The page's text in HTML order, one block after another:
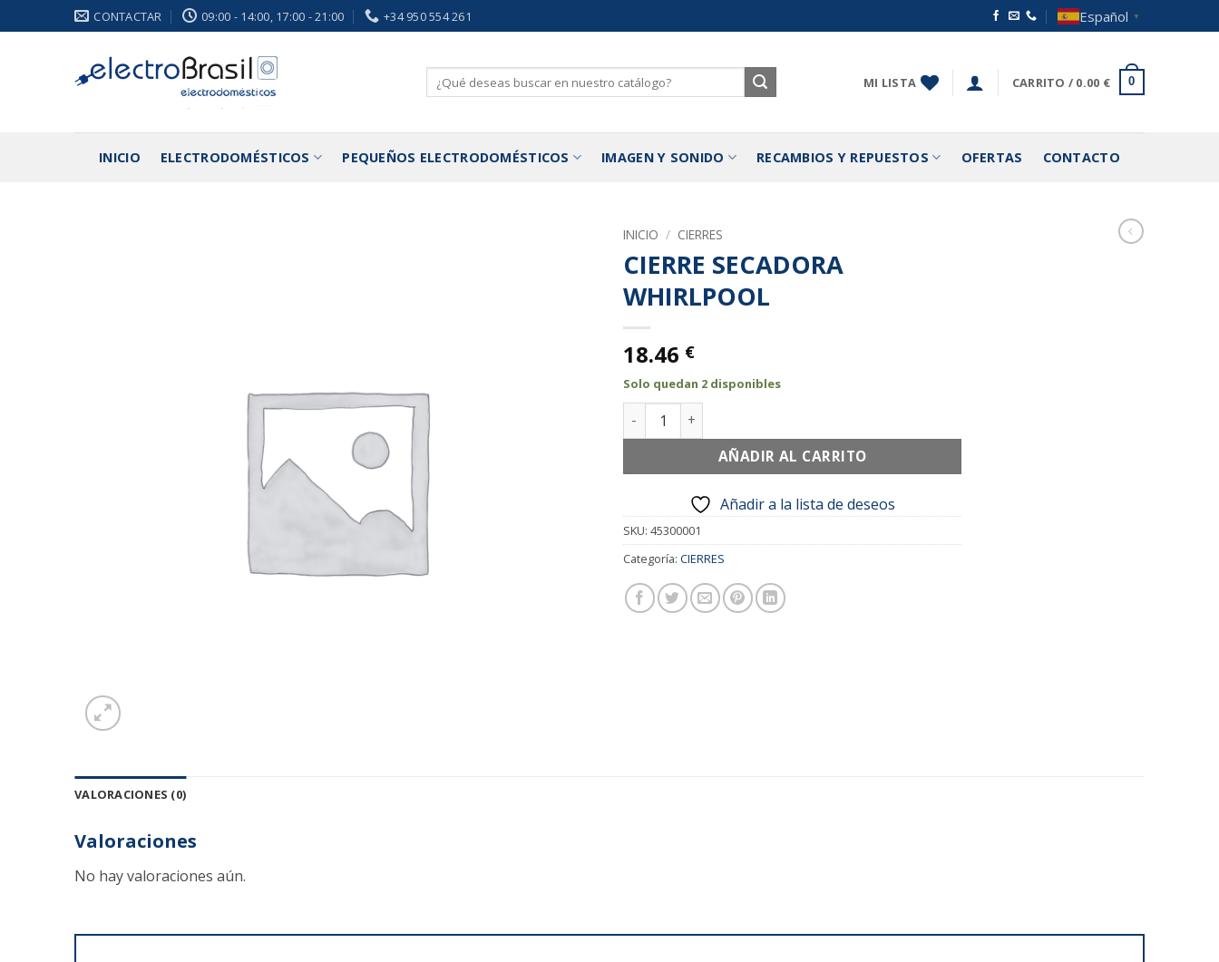
al
CONTACTAR 09:00 - 14:00, 17:00 - 21:00 +34 950 554 261 Español ▼
Buscar
por:
MI LISTA CARRITO / 0.00 € 0
INICIO ELECTRODOMÉSTICOS PEQUEÑOS ELECTRODOMÉSTICOS IMAGEN Y SONIDO RECAMBIOS Y REPUESTOS OFERTAS CONTACTO
INICIO / CIERRES
CIERRE SECADORA
WHIRLPOOL
18.46 €
Solo quedan 2 disponibles
CIERRE SECADORA WHIRLPOOL cantidad
AÑADIR AL CARRITO
Añadir a la lista de deseos
SKU: 45300001
Categoría: CIERRES
VALORACIONES (0)
Valoraciones
No hay valoraciones aún.